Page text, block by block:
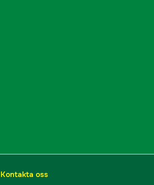
Referensnummer
Kontakta oss